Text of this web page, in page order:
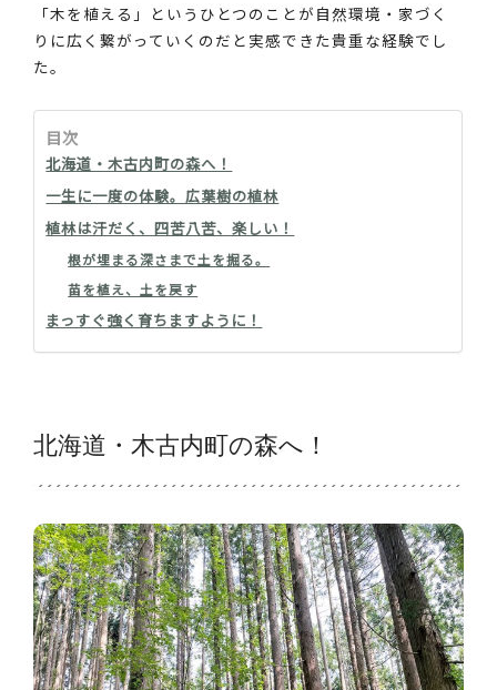
「木を植える」というひとつのことが自然環境・家づく
りに広く繋がっていくのだと実感できた貴重な経験でし
た。
目次
北海道・木古内町の森へ！
一生に一度の体験。広葉樹の植林
植林は汗だく、四苦八苦、楽しい！
根が埋まる深さまで土を掘る。
苗を植え、土を戻す
まっすぐ強く育ちますように！
北海道・木古内町の森へ！